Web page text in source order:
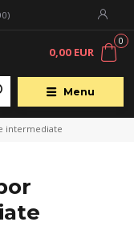
Menu
0
0,00 EUR
intermediate